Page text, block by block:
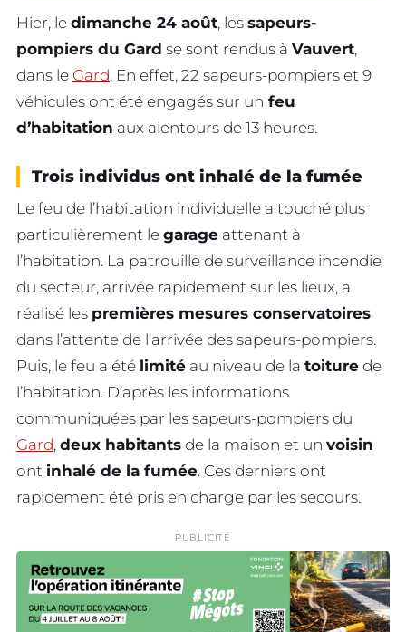
Hier, le dimanche 24 août, les sapeurs-
pompiers du Gard se sont rendus à Vauvert,
dans le Gard. En effet, 22 sapeurs-pompiers et 9
véhicules ont été engagés sur un feu
d’habitation aux alentours de 13 heures.
Trois individus ont inhalé de la fumée
Le feu de l’habitation individuelle a touché plus
particulièrement le garage attenant à
l’habitation. La patrouille de surveillance incendie
du secteur, arrivée rapidement sur les lieux, a
réalisé les premières mesures conservatoires
dans l’attente de l’arrivée des sapeurs-pompiers.
Puis, le feu a été limité au niveau de la toiture de
l’habitation. D’après les informations
communiquées par les sapeurs-pompiers du
Gard, deux habitants de la maison et un voisin
ont inhalé de la fumée. Ces derniers ont
rapidement été pris en charge par les secours.
PUBLICITÉ